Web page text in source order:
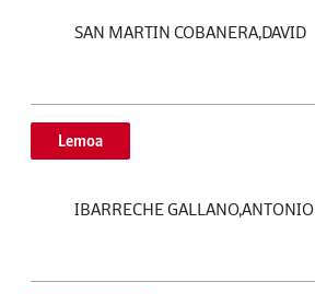
SAN MARTIN COBANERA,DAVID
Lemoa
IBARRECHE GALLANO,ANTONIO